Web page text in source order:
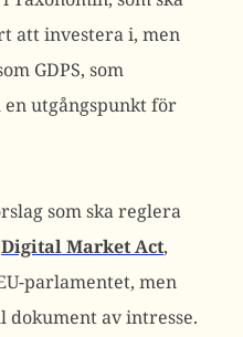
att investera i, men
GDPS, som
utgångspunkt för
som ska reglera
Digital Market Act,
parlamentet, men
av intresse.